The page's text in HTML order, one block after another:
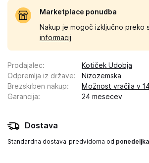
Marketplace ponudba
Nakup je mogoč izključno preko
informacij
Prodajalec:
Kotiček Udobja
Odpremlja iz države:
Nizozemska
Brezskrben nakup:
Možnost vračila v
Garancija: 24 mesecev
Dostava
Standardna dostava predvidoma od